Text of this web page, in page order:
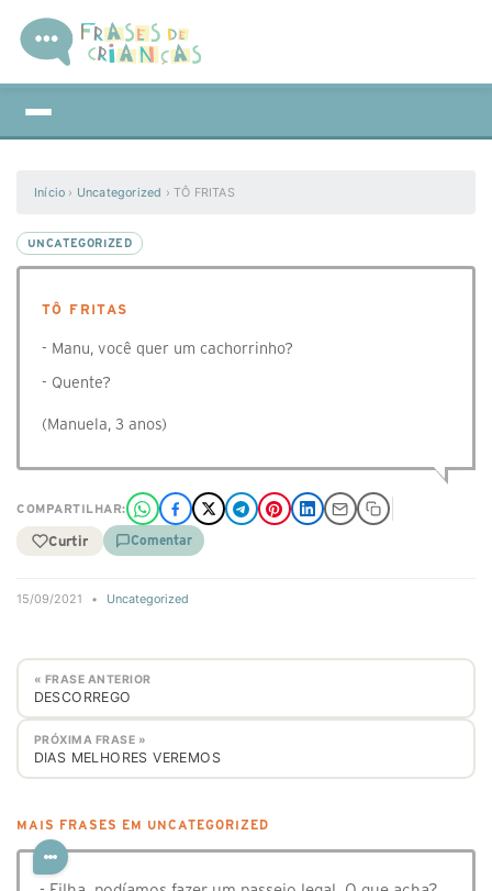
Início › Uncategorized ›TÔ FRITAS
UNCATEGORIZED
TÔ FRITAS
- Manu, você quer um cachorrinho?
- Quente?
(Manuela, 3 anos)
COMPARTILHAR:
Curtir Comentar
15/09/2021 • Uncategorized
« FRASE ANTERIOR
DESCORREGO
PRÓXIMA FRASE »
DIAS MELHORES VEREMOS
MAIS FRASES EM UNCATEGORIZED